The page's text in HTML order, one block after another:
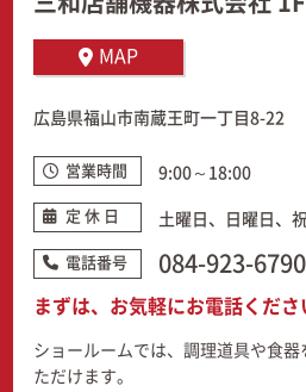
MAP
広島県福山市南蔵王町一丁目8-22
営業時間 9:00～18:00
定 休 日 土曜日、日曜日、
電話番号 084-923-6790
まずは、お気軽にお電話くださ
ショールームでは、調理道具や食
ただけます。